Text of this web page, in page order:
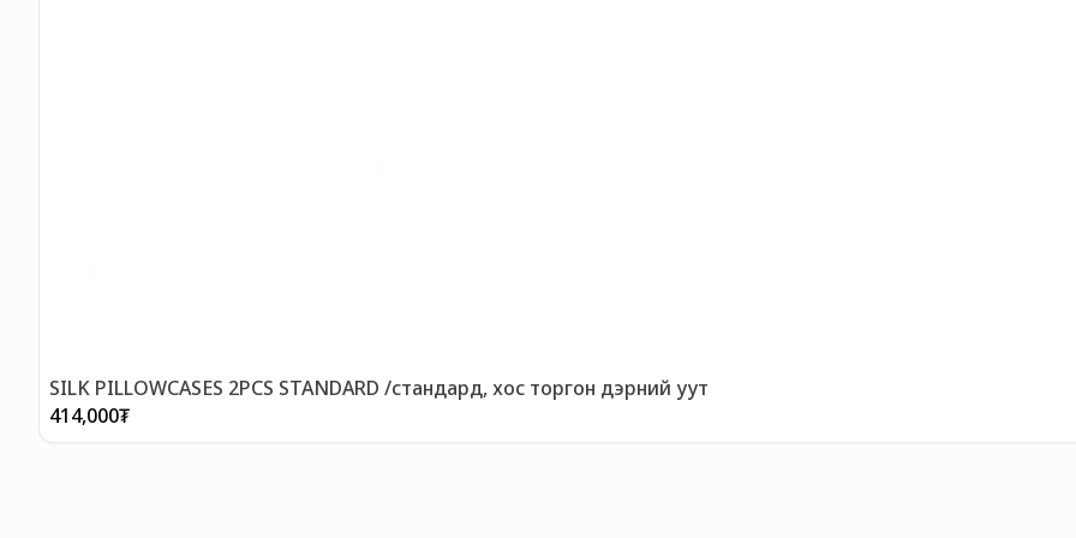
SILK PILLOWCASES 2PCS STANDARD /стандард, хос торгон дэрний уут
414,000₮